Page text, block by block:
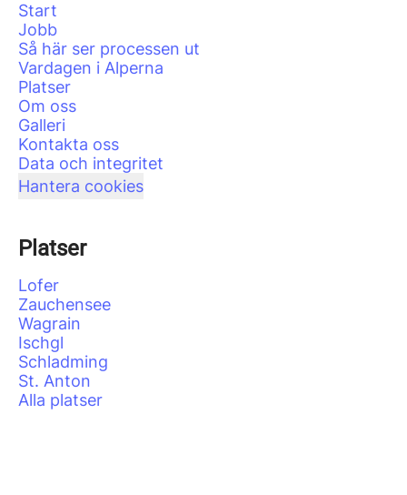
Start
Jobb
Så här ser processen ut
Vardagen i Alperna
Platser
Om oss
Galleri
Kontakta oss
Data och integritet
Hantera cookies
Platser
Lofer
Zauchensee
Wagrain
Ischgl
Schladming
St. Anton
Alla platser